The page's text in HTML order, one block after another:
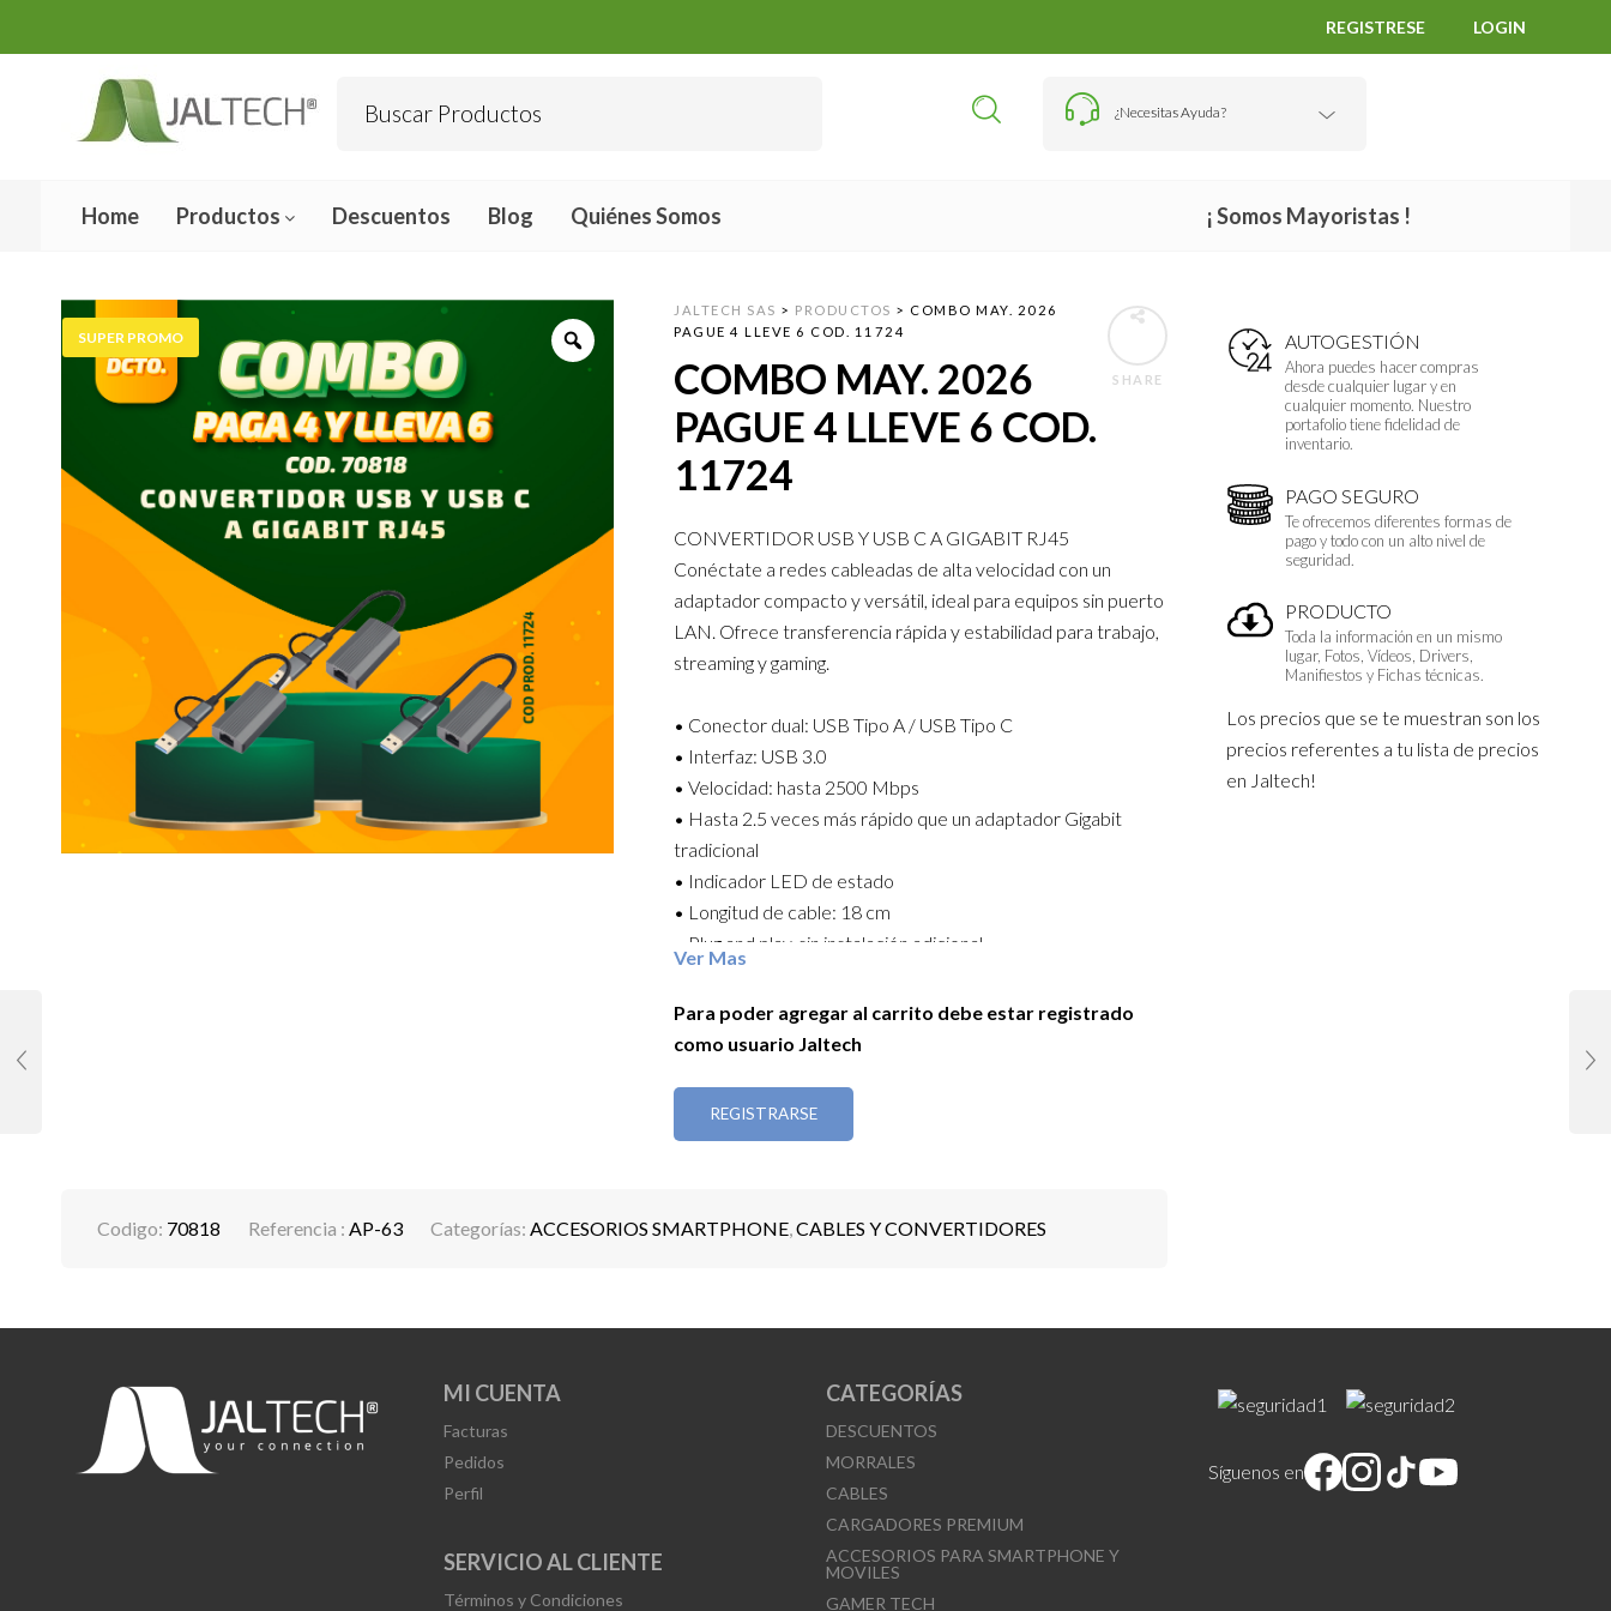
REGISTRESE LOGIN
¿Necesitas Ayuda?
Home Productos Descuentos Blog Quiénes Somos ¡ Somos Mayoristas !
AUTOGESTIÓN
Ahora puedes hacer compras
desde cualquier lugar y en
cualquier momento. Nuestro
portafolio tiene fidelidad de
inventario.
PAGO SEGURO
Te ofrecemos diferentes formas de
pago y todo con un alto nivel de
seguridad.
PRODUCTO
Toda la información en un mismo
lugar, Fotos, Vídeos, Drivers,
Manifiestos y Fichas técnicas.
Los precios que se te muestran son los
precios referentes a tu lista de precios
en Jaltech!
SUPER PROMO
SHARE
JALTECH SAS > PRODUCTOS > COMBO MAY. 2026
PAGUE 4 LLEVE 6 COD. 11724
COMBO MAY. 2026
PAGUE 4 LLEVE 6 COD.
11724
CONVERTIDOR USB Y USB C A GIGABIT RJ45
Conéctate a redes cableadas de alta velocidad con un
adaptador compacto y versátil, ideal para equipos sin puerto
LAN. Ofrece transferencia rápida y estabilidad para trabajo,
streaming y gaming.
• Conector dual: USB Tipo A / USB Tipo C
• Interfaz: USB 3.0
• Velocidad: hasta 2500 Mbps
• Hasta 2.5 veces más rápido que un adaptador Gigabit
tradicional
• Indicador LED de estado
• Longitud de cable: 18 cm
• Plug and play, sin instalación adicional
Mejora tu conexión a internet con mayor velocidad,
Ver Mas
Para poder agregar al carrito debe estar registrado
como usuario Jaltech
REGISTRARSE
Codigo: 70818 Referencia : AP-63 Categorías: ACCESORIOS SMARTPHONE,CABLES Y CONVERTIDORES
MI CUENTA
Facturas
Pedidos
Perfil
SERVICIO AL CLIENTE
Términos y Condiciones
CATEGORÍAS
DESCUENTOS
MORRALES
CABLES
CARGADORES PREMIUM
ACCESORIOS PARA SMARTPHONE Y
MOVILES
GAMER TECH
Síguenos en